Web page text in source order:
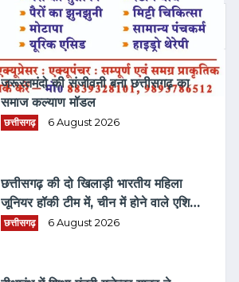
जरूरतमंदो की संजीवनी बना छत्तीसगढ़ का
समाज कल्याण मॉडल
छत्तीसगढ़ 6 August 2026
छत्तीसगढ़ की दो खिलाड़ी भारतीय महिला
जूनियर हॉकी टीम में, चीन में होने वाले एशिया
कप में दिखाएंगी दम
छत्तीसगढ़ 6 August 2026